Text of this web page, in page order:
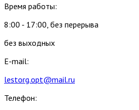
Время работы:
8:00 - 17:00, без перерыва
без выходных
E-mail:
lestorg.opt@mail.ru
Телефон: